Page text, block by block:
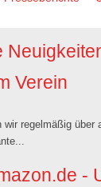
Verein
wir regelmäßig über
-